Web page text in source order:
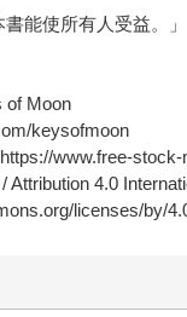
摩擦的溝通課題，
卻是比約恩．納提
、噬人的憂鬱風暴
父親經歷安樂死，
出的智慧。話語很
，不需要十秒鐘，
能使所有人受益。」
of Moon
keysofmoon
www.free-
Attribution 4.0
licenses/by/